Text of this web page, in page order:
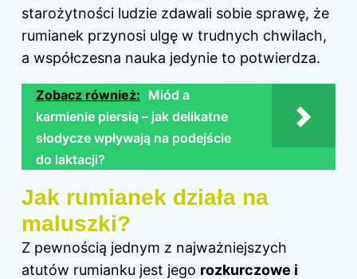
starożytności ludzie zdawali sobie sprawę, że
rumianek przynosi ulgę w trudnych chwilach,
a współczesna nauka jedynie to potwierdza.
Zobacz również: Miód a
karmienie piersią – jak delikatne
słodycze wpływają na podejście
do laktacji?
Jak rumianek działa na
maluszki?
Z pewnością jednym z najważniejszych
atutów rumianku jest jego rozkurczowe i